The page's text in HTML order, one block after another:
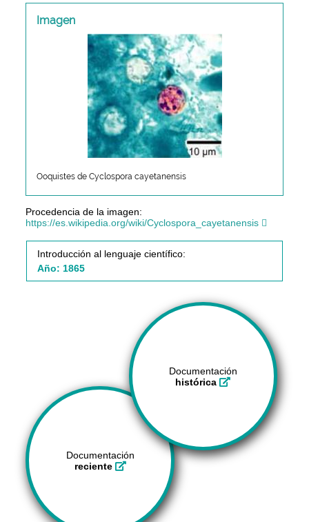
Imagen
Ooquistes de Cyclospora cayetanensis
Procedencia de la imagen:
https://es.wikipedia.org/wiki/Cyclospora_cayetanensis
Introducción al lenguaje científico:
Año: 1865
Documentación
histórica
Documentación
reciente